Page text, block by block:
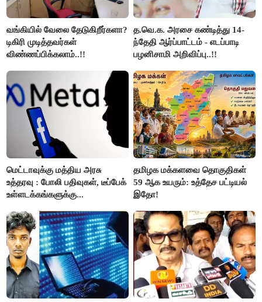
வங்கியில் வேலை தேடுகிறீர்களா?
டிகிரி முடித்தவர்கள்
விண்ணப்பிக்கலாம்..!!
த.வெ.க. அரசை கண்டித்து 14-
ந்தேதி ஆர்ப்பாட்டம் - எடப்பாடி
பழனிசாமி அறிவிப்பு..!!
மெட்டாவுக்கு மத்திய அரசு
உத்தரவு : போலி பதிவுகள், டீப்பேக்
உள்ளடக்கங்களுக்கு...
தமிழக மக்களவை தொகுதிகள்
59 ஆக உயரும்: உத்தேச பட்டியல்
இதோ!